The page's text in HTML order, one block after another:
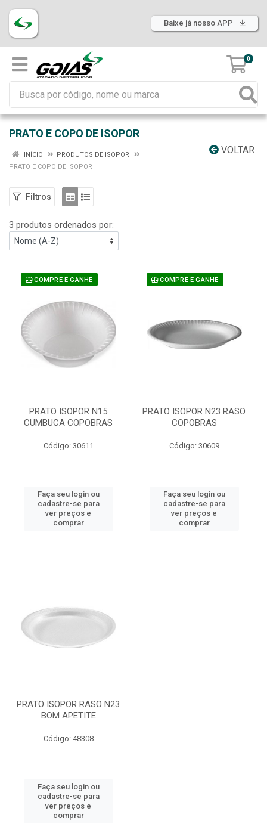
Baixe já nosso APP
0
PRATO E COPO DE ISOPOR
VOLTAR
INÍCIO
PRODUTOS DE ISOPOR
PRATO E COPO DE ISOPOR
Filtros
3 produtos ordenados por:
COMPRE E GANHE
PRATO ISOPOR N15
CUMBUCA COPOBRAS
Código: 30611
Faça seu login ou
cadastre-se para
ver preços e
comprar
COMPRE E GANHE
PRATO ISOPOR N23 RASO
COPOBRAS
Código: 30609
Faça seu login ou
cadastre-se para
ver preços e
comprar
PRATO ISOPOR RASO N23
BOM APETITE
Código: 48308
Faça seu login ou
cadastre-se para
ver preços e
comprar